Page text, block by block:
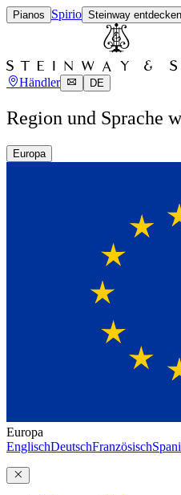
Pianos Spirio Steinway entdecken
Händler DE
Region und Sprache
Europa
Europa
EnglischDeutschFranzösisch